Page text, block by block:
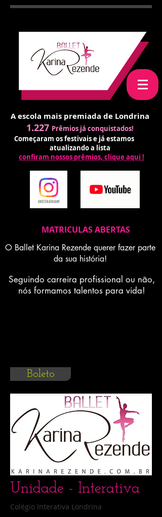
A escola mais premiada de Londrina
1.227 Prêmios já conquistados!
Começaram os festivais e já estamos
atualizando a lista
confiram nossos prêmios, clique aqui !
MATRICULAS ABERTAS
O Ballet Karina Rezende querer fazer parte
da sua história!
Seguindo carreira profissional ou não,
nós formamos talentos para vida!
Boleto
Unidade - Interativa
Colégio Interativa Londrina